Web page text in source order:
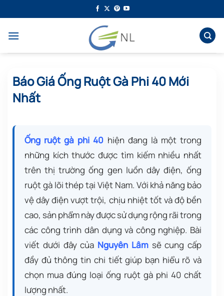
qua
dung
Báo Giá Ống Ruột Gà Phi 40 Mới
Nhất
Ống ruột gà phi 40 hiện đang là một trong
những kích thước được tìm kiếm nhiều nhất
trên thị trường ống gen luồn dây điện, ống
ruột gà lõi thép tại Việt Nam. Với khả năng bảo
vệ dây điện vượt trội, chịu nhiệt tốt và độ bền
cao, sản phẩm này được sử dụng rộng rãi trong
các công trình dân dụng và công nghiệp. Bài
viết dưới đây của Nguyên Lâmsẽ cung cấp
đầy đủ thông tin chi tiết giúp bạn hiểu rõ và
chọn mua đúng loại ống ruột gà phi 40 chất
lượng nhất.